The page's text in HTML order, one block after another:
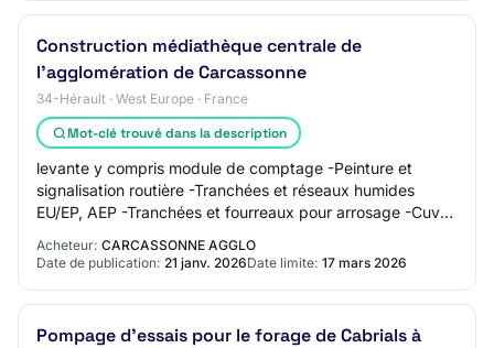
Construction médiathèque centrale de
l'agglomération de Carcassonne
34-Hérault · West Europe · France
Mot-clé trouvé dans la description
levante y compris module de comptage -Peinture et
signalisation routière -Tranchées et réseaux humides
EU/EP, AEP -Tranchées et fourreaux pour arrosage -Cuve
Acheteur: CARCASSONNE AGGLO
Date de publication: 21 janv. 2026Date limite: 17 mars 2026
Pompage d'essais pour le forage de Cabrials à